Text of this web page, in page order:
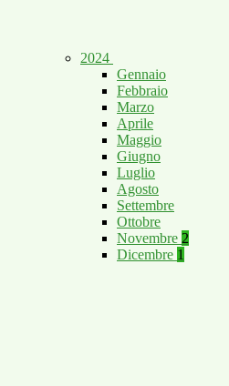
2024
Gennaio
Febbraio
Marzo
Aprile
Maggio
Giugno
Luglio
Agosto
Settembre
Ottobre
Novembre 2
Dicembre 1